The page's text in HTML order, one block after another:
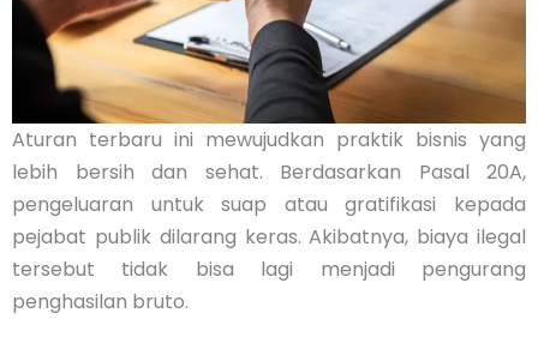
Aturan terbaru ini mewujudkan praktik bisnis yang
lebih bersih dan sehat. Berdasarkan Pasal 20A,
pengeluaran untuk suap atau gratifikasi kepada
pejabat publik dilarang keras. Akibatnya, biaya ilegal
tersebut tidak bisa lagi menjadi pengurang
penghasilan bruto.